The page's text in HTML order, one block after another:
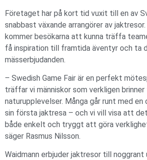
Företaget har på kort tid vuxit till en av
snabbast växande arrangörer av jaktresor.
kommer besökarna att kunna träffa
få inspiration till framtida äventyr och ta
mässerbjudanden.
– Swedish Game Fair är en perfekt
träffar vi människor som verkligen
naturupplevelser. Många går runt med
sin första jaktresa – och vi vill visa att
både enkelt och tryggt att göra
säger Rasmus Nilsson.
Waidmann erbjuder jaktresor till noggrant